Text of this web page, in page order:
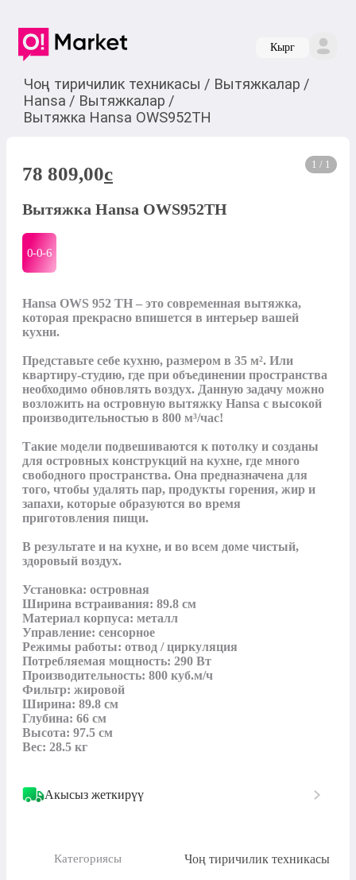
Кырг
Чоң тиричилик техникасы / Вытяжкалар /
Hansa / Вытяжкалар /
Вытяжка Hansa OWS952TH
1 / 1
78 809,00c
Вытяжка Hansa OWS952TH
0-0-6
Hansa OWS 952 TH – это современная вытяжка,
которая прекрасно впишется в интерьер вашей
кухни.
Представьте себе кухню, размером в 35 м². Или
квартиру-студию, где при объединении пространства
необходимо обновлять воздух. Данную задачу можно
возложить на островную вытяжку Hansa с высокой
производительностью в 800 м³/час!
Такие модели подвешиваются к потолку и созданы
для островных конструкций на кухне, где много
свободного пространства. Она предназначена для
того, чтобы удалять пар, продукты горения, жир и
запахи, которые образуются во время
приготовления пищи.
В результате и на кухне, и во всем доме чистый,
здоровый воздух.
Установка: островная
Ширина встраивания: 89.8 см
Материал корпуса: металл
Управление: сенсорное
Режимы работы: отвод / циркуляция
Потребляемая мощность: 290 Вт
Производительность: 800 куб.м/ч
Фильтр: жировой
Ширина: 89.8 см
Глубина: 66 см
Высота: 97.5 см
Вес: 28.5 кг
Акысыз жеткирүү
Категориясы Чоң тиричилик техникасы